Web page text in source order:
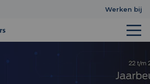
Werken bij